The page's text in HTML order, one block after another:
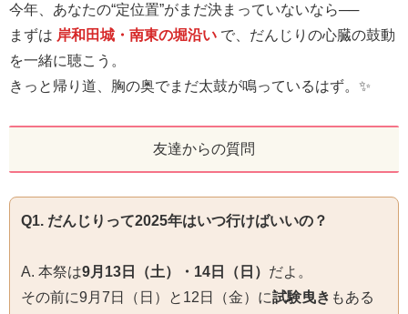
今年、あなたの“定位置”がまだ決まっていないなら──
まずは 岸和田城・南東の堀沿い で、だんじりの心臓の鼓動
を一緒に聴こう。
きっと帰り道、胸の奥でまだ太鼓が鳴っているはず。✨
友達からの質問
Q1. だんじりって2025年はいつ行けばいいの？
A. 本祭は9月13日（土）・14日（日） だよ。
その前に9月7日（日）と12日（金）に試験曳き もある